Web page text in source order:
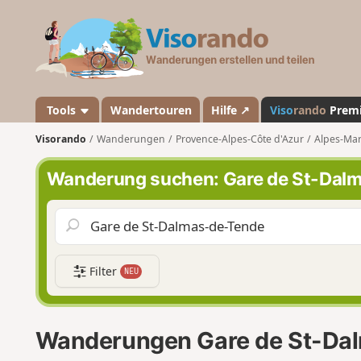
a
n
d
o
Tools Wandertouren Hilfe ↗ Visorando
Visorando Wanderungen Provence-Alpes-Côte d'Azur Alpes-
Wanderung suchen: Gare de St-
Filter NEU
Wanderungen Gare de St-